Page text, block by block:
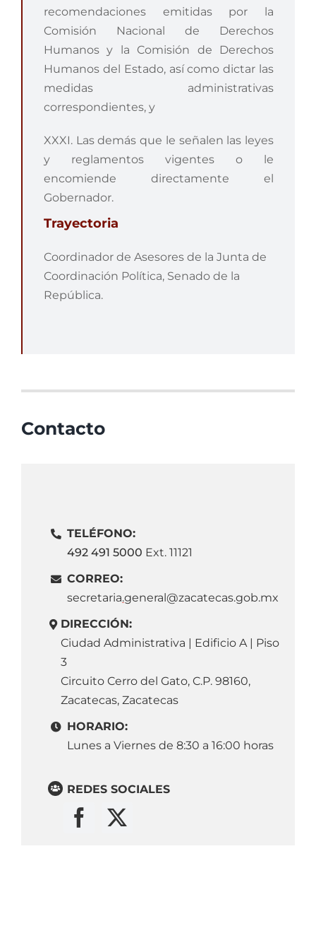
recomendaciones emitidas por la
Comisión Nacional de Derechos
Humanos y la Comisión de Derechos
Humanos del Estado, así como dictar las
medidas administrativas
correspondientes, y
XXXI. Las demás que le señalen las leyes
y reglamentos vigentes o le
encomiende directamente el
Gobernador.
Trayectoria
Coordinador de Asesores de la Junta de
Coordinación Política, Senado de la
República.
Contacto
TELÉFONO:
492 491 5000 Ext. 11121
CORREO:
secretaria.general@zacatecas.gob.mx
DIRECCIÓN:
Ciudad Administrativa | Edificio A | Piso
3
Circuito Cerro del Gato, C.P. 98160,
Zacatecas, Zacatecas
HORARIO:
Lunes a Viernes de 8:30 a 16:00 horas
REDES SOCIALES